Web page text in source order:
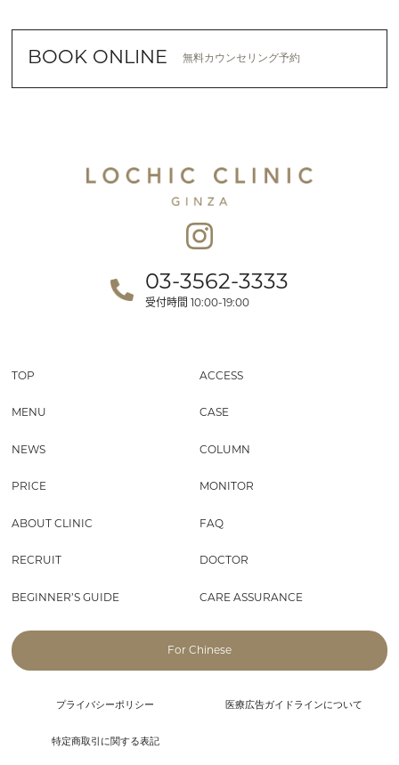
BOOK ONLINE 無料カウンセリング予約
03-3562-3333
受付時間 10:00-19:00
TOP ACCESS
MENU CASE
NEWS COLUMN
PRICE MONITOR
ABOUT CLINIC FAQ
RECRUIT DOCTOR
BEGINNER’S GUIDE CARE ASSURANCE
For Chinese
プライバシーポリシー 医療広告ガイドラインについて
特定商取引に関する表記